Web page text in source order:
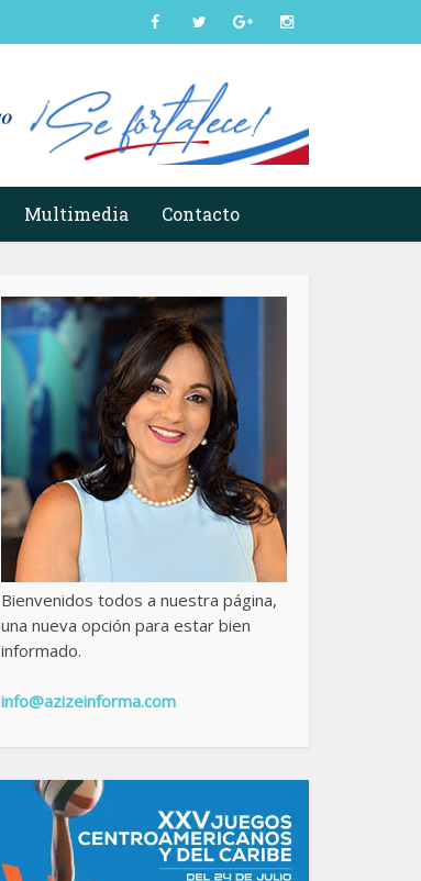
Multimedia Contacto
Bienvenidos todos a nuestra página,
una nueva opción para estar bien
informado.
info@azizeinforma.com